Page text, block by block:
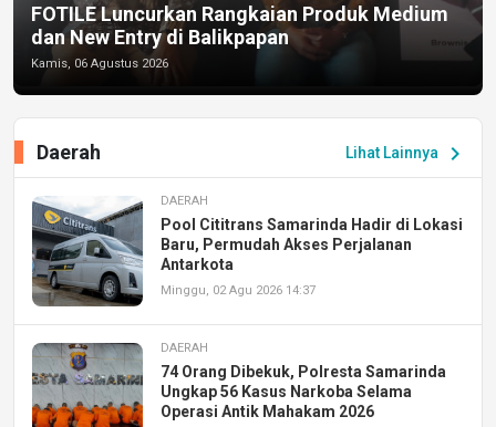
FOTILE Luncurkan Rangkaian Produk Medium
dan New Entry di Balikpapan
Kamis, 06 Agustus 2026
Lihat Lainnya chevron_right
Daerah
DAERAH
Pool Cititrans Samarinda Hadir di Lokasi
Baru, Permudah Akses Perjalanan
Antarkota
Minggu, 02 Agu 2026 14:37
DAERAH
74 Orang Dibekuk, Polresta Samarinda
Ungkap 56 Kasus Narkoba Selama
Operasi Antik Mahakam 2026